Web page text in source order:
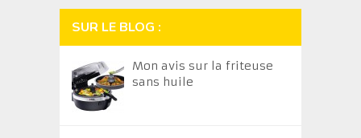
SUR LE BLOG :
Mon avis sur la friteuse
sans huile